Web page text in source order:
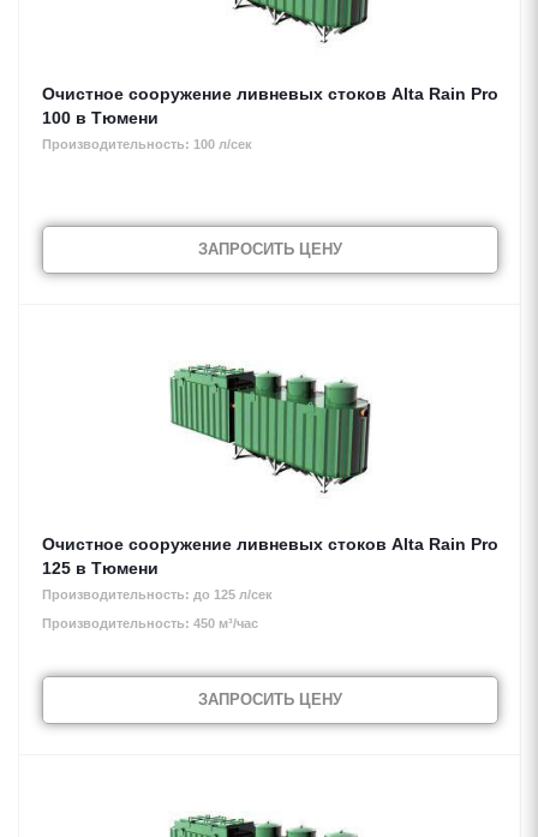
Очистное сооружение ливневых стоков Alta Rain Pro
100 в Тюмени
Производительность: 100 л/сек
ЗАПРОСИТЬ ЦЕНУ
Очистное сооружение ливневых стоков Alta Rain Pro
125 в Тюмени
Производительность: до 125 л/сек
Производительность: 450 м³/час
ЗАПРОСИТЬ ЦЕНУ